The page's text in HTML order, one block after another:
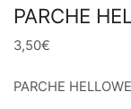
PARCHE
3,50€
PARCHE